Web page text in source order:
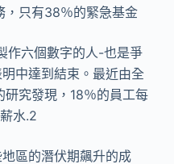
，只有38％的緊急基金
作六個數字的人-也是爭
中達到結束。最近由全
研究發現，18％的員工每
水.2
區的潛伏期飆升的成